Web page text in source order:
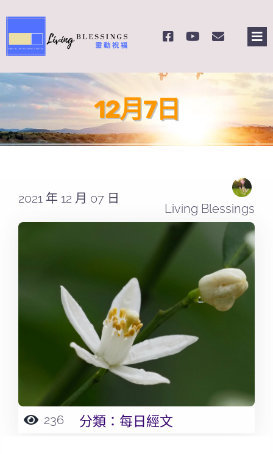
to
content
關於我們
奉獻支持
Search
12月7日
2021 年 12 月 07 日
Living Blessings
236 分類： 每日經文